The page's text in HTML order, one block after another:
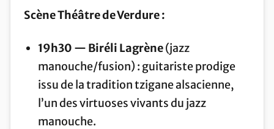
Scène Théâtre de Verdure :
19h30 — Biréli Lagrène(jazz
manouche/fusion) : guitariste prodige
issu de la tradition tzigane alsacienne,
l’un des virtuoses vivants du jazz
manouche.